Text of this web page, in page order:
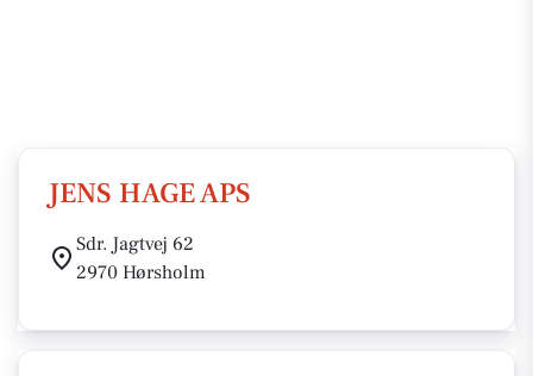
JENS HAGE APS
Sdr. Jagtvej 62
2970 Hørsholm